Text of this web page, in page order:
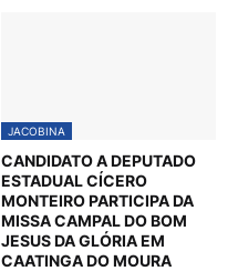
JACOBINA
CANDIDATO A DEPUTADO
ESTADUAL CÍCERO
MONTEIRO PARTICIPA DA
MISSA CAMPAL DO BOM
JESUS DA GLÓRIA EM
CAATINGA DO MOURA